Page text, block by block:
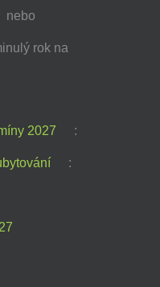
nebo
rok na
2027 :
: